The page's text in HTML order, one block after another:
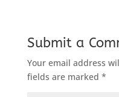
Submit a
Your email address
fields are marked *